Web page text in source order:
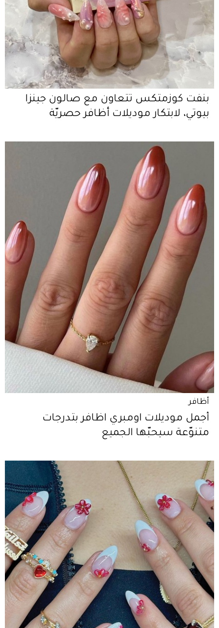
بنفت كوزمتكس تتعاون مع صالون جينزا
بيوتي، لابتكار موديلات أظافر حصريّة
أظافر
أجمل موديلات اومبري اظافر بتدرجات
متنوّعة سيحبّها الجميع